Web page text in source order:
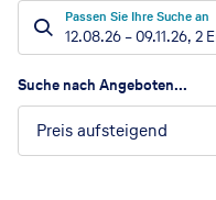
Passen Sie Ihre Suche an
12.08.26 –09.11.26, 2
Suche nach Angeboten...
Preis aufsteigend